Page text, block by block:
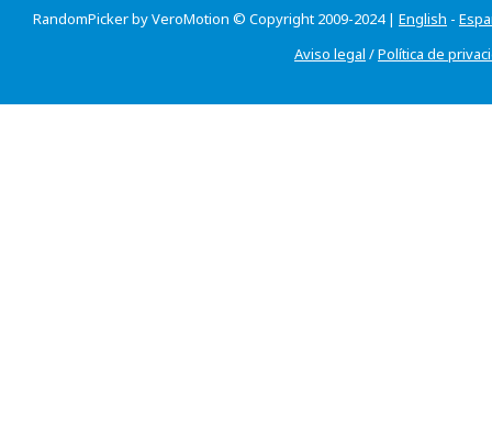
RandomPicker by VeroMotion © Copyright 2009-2024 | English -
Aviso legal /Política de